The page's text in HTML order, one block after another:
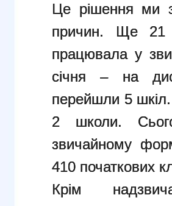
Це рішення ми
причин. Ще 21
працювала у
січня – на
перейшли 5
2 школи.
звичайному
410 початкових
Крім